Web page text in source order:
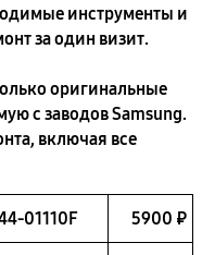
инструменты и
за один визит.
оригинальные
с заводов Samsung.
включая все
01110F 5900 ₽